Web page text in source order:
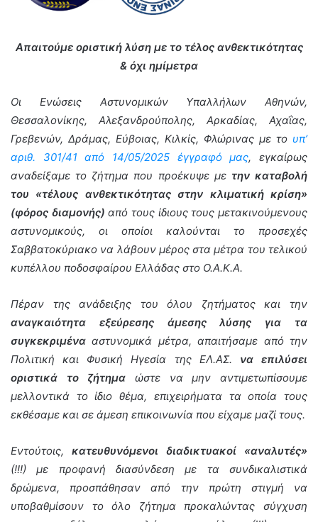
Απαιτούμε οριστική λύση με το τέλος ανθεκτικότητας
& όχι ημίμετρα
Οι Ενώσεις Αστυνομικών Υπαλλήλων Αθηνών,
Θεσσαλονίκης, Αλεξανδρούπολης, Αρκαδίας, Αχαΐας,
Γρεβενών, Δράμας, Εύβοιας, Κιλκίς, Φλώρινας με το υπ’
αριθ. 301/41 από 14/05/2025 έγγραφό μας, εγκαίρως
αναδείξαμε το ζήτημα που προέκυψε με την καταβολή
του «τέλους ανθεκτικότητας στην κλιματική κρίση»
(φόρος διαμονής) από τους ίδιους τους μετακινούμενους
αστυνομικούς, οι οποίοι καλούνται το προσεχές
Σαββατοκύριακο να λάβουν μέρος στα μέτρα του τελικού
κυπέλλου ποδοσφαίρου Ελλάδας στο Ο.Α.Κ.Α.
Πέραν της ανάδειξης του όλου ζητήματος και την
αναγκαιότητα εξεύρεσης άμεσης λύσης για τα
συγκεκριμένα αστυνομικά μέτρα, απαιτήσαμε από την
Πολιτική και Φυσική Ηγεσία της ΕΛ.ΑΣ. να επιλύσει
οριστικά το ζήτημα ώστε να μην αντιμετωπίσουμε
μελλοντικά το ίδιο θέμα, επιχειρήματα τα οποία τους
εκθέσαμε και σε άμεση επικοινωνία που είχαμε μαζί τους.
Εντούτοις, κατευθυνόμενοι διαδικτυακοί «αναλυτές»
(!!!) με προφανή διασύνδεση με τα συνδικαλιστικά
δρώμενα, προσπάθησαν από την πρώτη στιγμή να
υποβαθμίσουν το όλο ζήτημα προκαλώντας σύγχυση